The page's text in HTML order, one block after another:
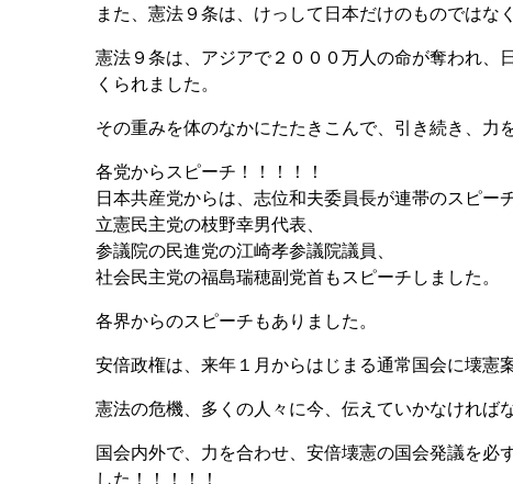
また、憲法９条は、けっして日本だけのものではな
憲法９条は、アジアで２０００万人の命が奪われ、
くられました。
その重みを体のなかにたたきこんで、引き続き、力
各党からスピーチ！！！！！
日本共産党からは、志位和夫委員長が連帯のスピーチ
立憲民主党の枝野幸男代表、
参議院の民進党の江崎孝参議院議員、
社会民主党の福島瑞穂副党首もスピーチしました。
各界からのスピーチもありました。
安倍政権は、来年１月からはじまる通常国会に壊憲
憲法の危機、多くの人々に今、伝えていかなければ
国会内外で、力を合わせ、安倍壊憲の国会発議を
した！！！！！